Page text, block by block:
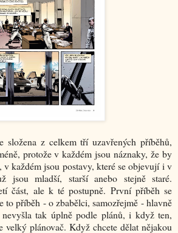
složena z celkem tří uzavřených příběhů,
protože v každém jsou náznaky, že by
v každém jsou postavy, které se objevují i v
jsou mladší, starší anebo stejně staré.
část, ale k té postupně. První příběh se
to příběh - o zbabělci, samozřejmě - hlavně
tak úplně podle plánů, i když ten,
velký plánovač. Když chcete dělat nějakou